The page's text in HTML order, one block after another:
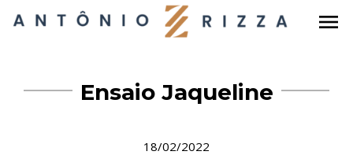
menu
Ensaio Jaqueline
18/02/2022